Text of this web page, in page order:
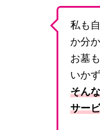
私も
か分
お墓
いか
そん
サー